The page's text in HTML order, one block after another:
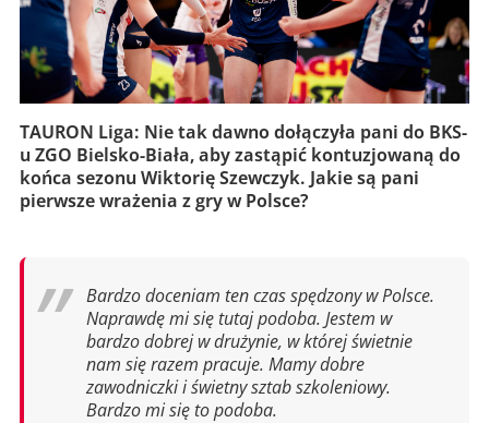
TAURON Liga: Nie tak dawno dołączyła pani do BKS-
u ZGO Bielsko-Biała, aby zastąpić kontuzjowaną do
końca sezonu Wiktorię Szewczyk. Jakie są pani
pierwsze wrażenia z gry w Polsce?
Bardzo doceniam ten czas spędzony w Polsce.
Naprawdę mi się tutaj podoba. Jestem w
bardzo dobrej w drużynie, w której świetnie
nam się razem pracuje. Mamy dobre
zawodniczki i świetny sztab szkoleniowy.
Bardzo mi się to podoba.